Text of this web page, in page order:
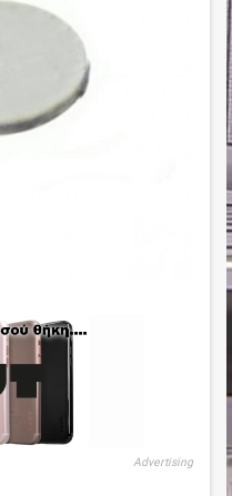
Advertising